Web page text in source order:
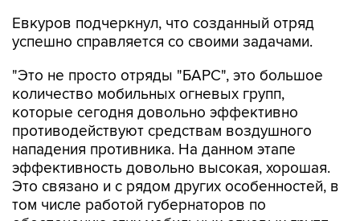
Евкуров подчеркнул, что созданный отряд
успешно справляется со своими задачами.
"Это не просто отряды "БАРС", это большое
количество мобильных огневых групп,
которые сегодня довольно эффективно
противодействуют средствам воздушного
нападения противника. На данном этапе
эффективность довольно высокая, хорошая.
Это связано и с рядом других особенностей, в
том числе работой губернаторов по